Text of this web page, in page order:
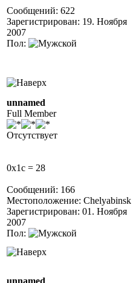
Сообщений: 622
Зарегистрирован: 19. Ноября
2007
Пол:
unnamed
Full Member
Отсутствует
0x1c = 28
Сообщений: 166
Местоположение: Chelyabinsk
Зарегистрирован: 01. Ноября
2007
Пол:
unnamed